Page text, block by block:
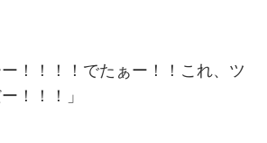
ー！！！！でたぁー！！これ、ツ
！！！」